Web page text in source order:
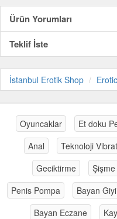
Ürün Yorumları
Teklif İste
İstanbul Erotik Shop
Oyuncaklar Et doku
Anal
Teknoloji
Geciktirme
Penis Pompa
Bayan
Bayan Eczane